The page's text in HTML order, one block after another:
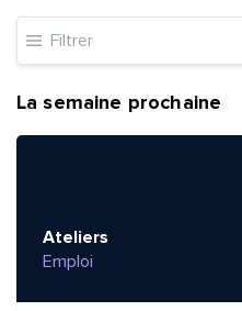
Filtrer
La semaine prochaine
Ateliers
Emploi